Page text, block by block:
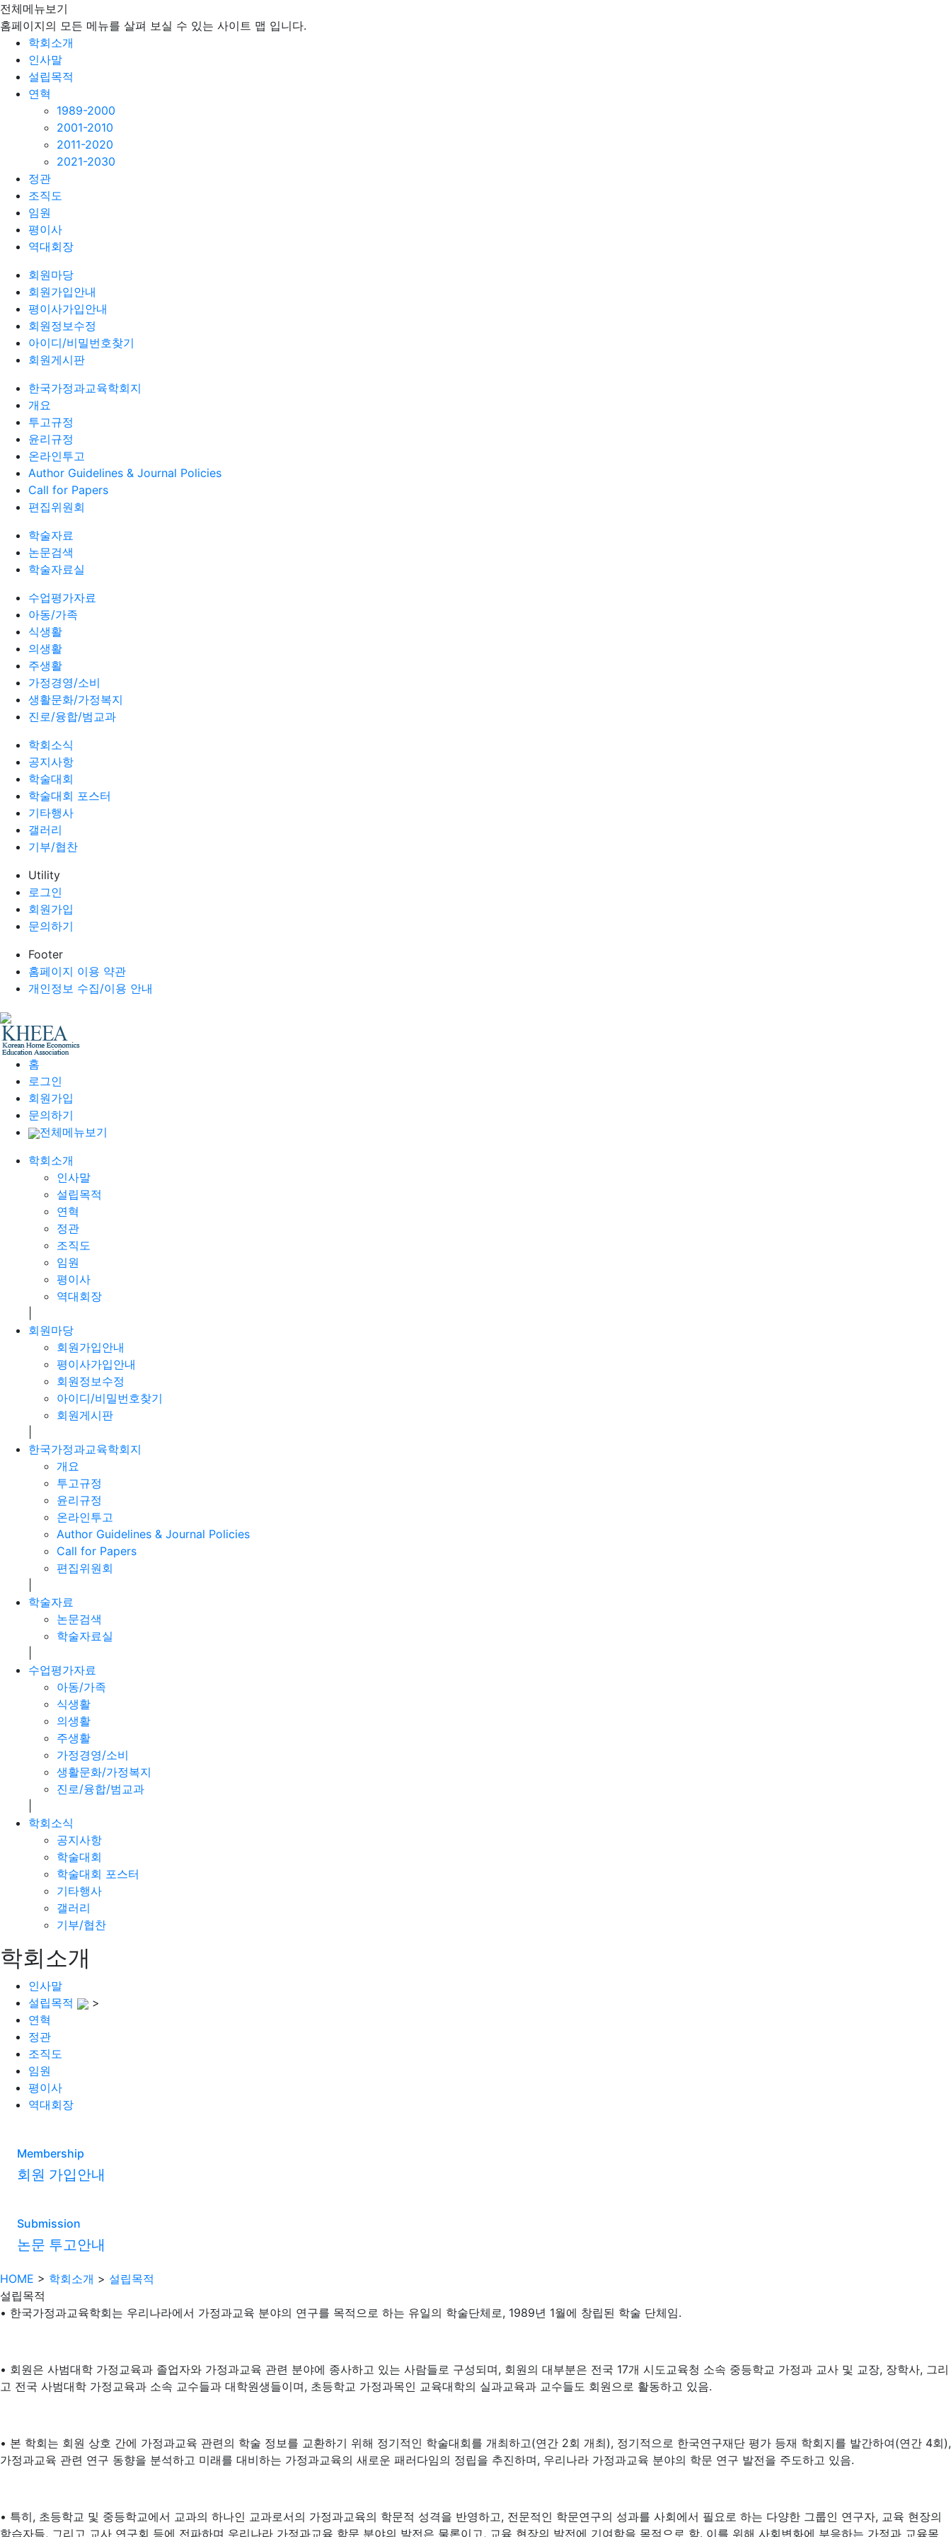
전체메뉴보기
홈페이지의 모든 메뉴를 살펴 보실 수 있는 사이트 맵 입니다.
학회소개
인사말
설립목적
연혁
1989-2000
2001-2010
2011-2020
2021-2030
정관
조직도
임원
평이사
역대회장
회원마당
회원가입안내
평이사가입안내
회원정보수정
아이디/비밀번호찾기
회원게시판
한국가정과교육학회지
개요
투고규정
윤리규정
온라인투고
Author Guidelines & Journal Policies
Call for Papers
편집위원회
학술자료
논문검색
학술자료실
수업평가자료
아동/가족
식생활
의생활
주생활
가정경영/소비
생활문화/가정복지
진로/융합/범교과
학회소식
공지사항
학술대회
학술대회 포스터
기타행사
갤러리
기부/협찬
Utility
로그인
회원가입
문의하기
Footer
홈페이지 이용 약관
개인정보 수집/이용 안내
홈
로그인
회원가입
문의하기
전체메뉴보기
학회소개
인사말
설립목적
연혁
정관
조직도
임원
평이사
역대회장
회원마당
회원가입안내
평이사가입안내
회원정보수정
아이디/비밀번호찾기
회원게시판
한국가정과교육학회지
개요
투고규정
윤리규정
온라인투고
Author Guidelines & Journal Policies
Call for Papers
편집위원회
학술자료
논문검색
학술자료실
수업평가자료
아동/가족
식생활
의생활
주생활
가정경영/소비
생활문화/가정복지
진로/융합/범교과
학회소식
공지사항
학술대회
학술대회 포스터
기타행사
갤러리
기부/협찬
학회소개
인사말
설립목적
>
연혁
정관
조직도
임원
평이사
역대회장
Membership
회원 가입안내
Submission
논문 투고안내
HOME > 학회소개 > 설립목적
설립목적
• 한국가정과교육학회는 우리나라에서 가정과교육 분야의 연구를 목적으로 하는 유일의 학술단체로, 1989년 1월에 창립된 학술 단체임.
• 회원은 사범대학 가정교육과 졸업자와 가정과교육 관련 분야에 종사하고 있는 사람들로 구성되며, 회원의 대부분은 전국 17개 시도교육청 소속 중등학교 가정과 교사 및 교장, 장학사, 그리
고 전국 사범대학 가정교육과 소속 교수들과 대학원생들이며, 초등학교 가정과목인 교육대학의 실과교육과 교수들도 회원으로 활동하고 있음.
• 본 학회는 회원 상호 간에 가정과교육 관련의 학술 정보를 교환하기 위해 정기적인 학술대회를 개최하고(연간 2회 개최), 정기적으로 한국연구재단 평가 등재 학회지를 발간하여(연간 4회),
가정과교육 관련 연구 동향을 분석하고 미래를 대비하는 가정과교육의 새로운 패러다임의 정립을 추진하며, 우리나라 가정과교육 분야의 학문 연구 발전을 주도하고 있음.
• 특히, 초등학교 및 중등학교에서 교과의 하나인 교과로서의 가정과교육의 학문적 성격을 반영하고, 전문적인 학문연구의 성과를 사회에서 필요로 하는 다양한 그룹인 연구자, 교육 현장의
학습자들, 그리고 교사 연구회 등에 전파하며 우리나라 가정과교육 학문 분야의 발전은 물론이고, 교육 현장의 발전에 기여함을 목적으로 함. 이를 위해 사회변화에 부응하는 가정과 교육목